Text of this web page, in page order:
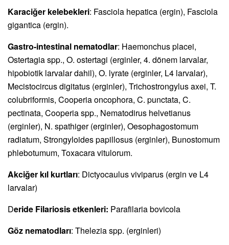
Karaciğer kelebekleri: Fasciola hepatica (ergin), Fasciola
gigantica (ergin).
Gastro-intestinal nematodlar: Haemonchus placei,
Ostertagia spp., O. ostertagi (erginler, 4. dönem larvalar,
hipobiotik larvalar dahil), O. lyrate (erginler, L4 larvalar),
Mecistocircus digitatus (erginler), Trichostrongylus axei, T.
colubriformis, Cooperia oncophora, C. punctata, C.
pectinata, Cooperia spp., Nematodirus helvetianus
(erginler), N. spathiger (erginler), Oesophagostomum
radiatum, Strongyloides papillosus (erginler), Bunostomum
phlebotumum, Toxacara vitulorum.
Akciğer kıl kurtları: Dictyocaulus viviparus (ergin ve L4
larvalar)
Deride Filariosis etkenleri: Parafilaria bovicola
Göz nematodları: Thelezia spp. (erginleri)